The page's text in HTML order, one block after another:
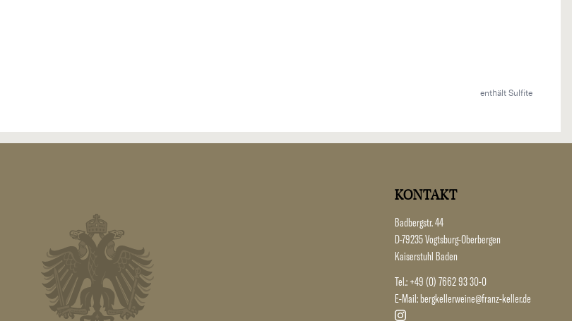
enthält Sulfite
KONTAKT
Badbergstr. 44
D-79235 Vogtsburg-Oberbergen
Kaiserstuhl Baden
Tel.: +49 (0) 7662 93 30-0
E-Mail:bergkellerweine@franz-keller.de